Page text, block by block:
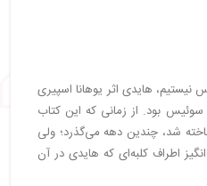
نیستیم، هایدی اثر یوهانا اسپیری
بود. از زمانی که این کتاب
شد، چندین دهه می‌گذرد؛ ولی
اطراف کلبه‌ای که هایدی در آن